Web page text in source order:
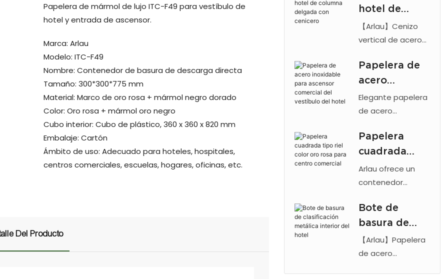
Papelera de mármol de lujo ITC-F49 para vestíbulo de
hotel y entrada de ascensor.
Marca: Arlau
Modelo: ITC-F49
Nombre: Contenedor de basura de descarga directa
Tamaño: 300*300*775 mm
Material: Marco de oro rosa + mármol negro dorado
Color: Oro rosa + mármol oro negro
Cubo interior: Cubo de plástico, 360 x 360 x 820 mm
Embalaje: Cartón
Ámbito de uso: Adecuado para hoteles, hospitales,
centros comerciales, escuelas, hogares, oficinas, etc.
Del Producto
hotel de
columna
delgada con
【Arlau】Cenizo
vertical de acero
barril interior
galvanizado.
Acabado cepillado
o electrochapado.
oficinas,
aeropuertos y
interiores.
Papelera de
acero
inoxidable
para ascensor
vestíbulo del
hotel
Elegante papelera
de acero
vestíbulos de
hoteles y
ascensores
comerciales, de la
Cuenta con
cenicero, acero
diseño moderno.
Ideal para oficinas
y aeropuertos.
Papelera
cuadrada
tipo riel color
oro rosa para
comercial
Arlau ofrece un
contenedor
para centros
comerciales, color
oro rosa, con base
de acero
acabado
Bote de
basura de
clasificación
metálica
【Arlau】Papelera
de acero